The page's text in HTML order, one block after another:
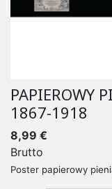
PAPIEROWY
1867-1918
8,99 €
Brutto
Poster papierowy